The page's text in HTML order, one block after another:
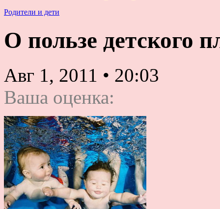
Родители и дети
О пользе детского
Авг 1, 2011 • 20:03
Ваша оценка: